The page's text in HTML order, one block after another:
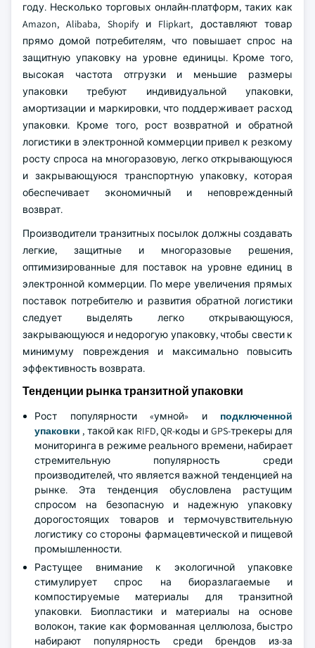
году. Несколько торговых онлайн-платформ, таких как
Amazon, Alibaba, Shopify и Flipkart, доставляют товар
прямо домой потребителям, что повышает спрос на
защитную упаковку на уровне единицы. Кроме того,
высокая частота отгрузки и меньшие размеры
упаковки требуют индивидуальной упаковки,
амортизации и маркировки, что поддерживает расход
упаковки. Кроме того, рост возвратной и обратной
логистики в электронной коммерции привел к резкому
росту спроса на многоразовую, легко открывающуюся
и закрывающуюся транспортную упаковку, которая
обеспечивает экономичный и неповрежденный
возврат.
Производители транзитных посылок должны создавать
легкие, защитные и многоразовые решения,
оптимизированные для поставок на уровне единиц в
электронной коммерции. По мере увеличения прямых
поставок потребителю и развития обратной логистики
следует выделять легко открывающуюся,
закрывающуюся и недорогую упаковку, чтобы свести к
минимуму повреждения и максимально повысить
эффективность возврата.
Тенденции рынка транзитной упаковки
Рост популярности «умной» и подключенной
упаковки , такой как RIFD, QR-коды и GPS-трекеры для
мониторинга в режиме реального времени, набирает
стремительную популярность среди
производителей, что является важной тенденцией на
рынке. Эта тенденция обусловлена растущим
спросом на безопасную и надежную упаковку
дорогостоящих товаров и термочувствительную
логистику со стороны фармацевтической и пищевой
промышленности.
Растущее внимание к экологичной упаковке
стимулирует спрос на биоразлагаемые и
компостируемые материалы для транзитной
упаковки. Биопластики и материалы на основе
волокон, такие как формованная целлюлоза, быстро
набирают популярность среди брендов из-за